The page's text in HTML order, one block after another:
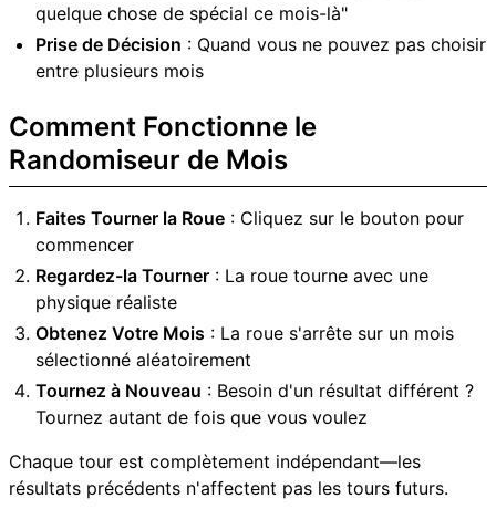
quelque chose de spécial ce mois-là"
Prise de Décision : Quand vous ne pouvez pas choisir
entre plusieurs mois
Comment Fonctionne le
Randomiseur de Mois
Faites Tourner la Roue : Cliquez sur le bouton pour
commencer
Regardez-la Tourner : La roue tourne avec une
physique réaliste
Obtenez Votre Mois : La roue s'arrête sur un mois
sélectionné aléatoirement
Tournez à Nouveau : Besoin d'un résultat différent ?
Tournez autant de fois que vous voulez
Chaque tour est complètement indépendant—les
résultats précédents n'affectent pas les tours futurs.